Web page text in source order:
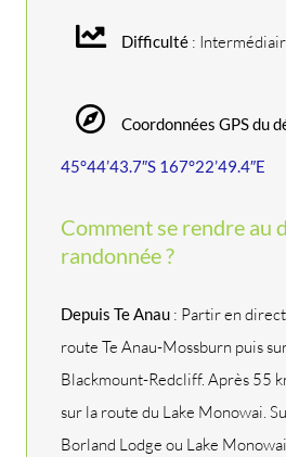
Difficulté:
Coordonnées GPS du
45°44’43.7″S 167°22’49.4″E
Comment se rendre au
randonnée ?
Depuis Te Anau: Partir en
route Te Anau-Mossburn puis
Blackmount-Redcliff. Après 55
sur la route du Lake Monowai.
Borland Lodge ou Lake